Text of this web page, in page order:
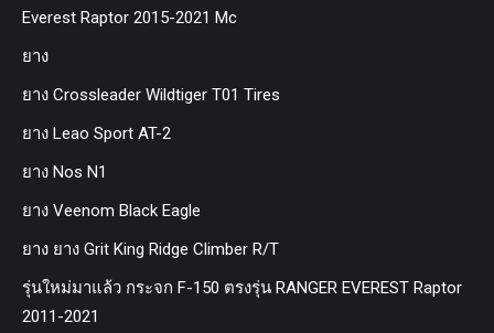
Everest Raptor 2015-2021 Mc
ยาง
ยาง Crossleader Wildtiger T01 Tires
ยาง Leao Sport AT-2
ยาง Nos N1
ยาง Veenom Black Eagle
ยาง ยาง Grit King Ridge Climber R/T
รุ่นใหม่มาแล้ว กระจก F-150 ตรงรุ่น RANGER EVEREST Raptor
2011-2021